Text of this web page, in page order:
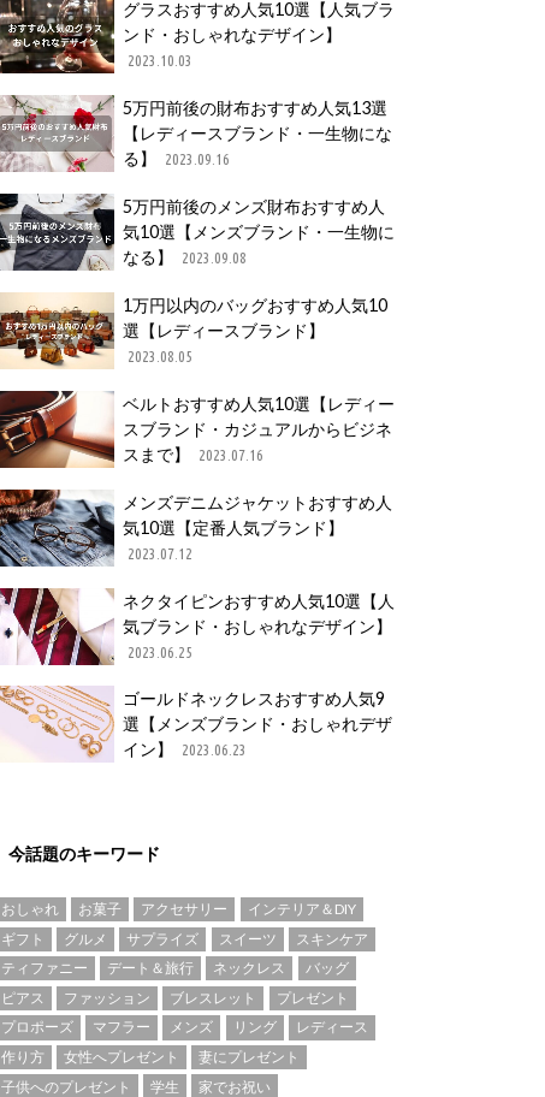
グラスおすすめ人気10選【人気ブラ
ンド・おしゃれなデザイン】
2023.10.03
5万円前後の財布おすすめ人気13選
【レディースブランド・一生物にな
る】
2023.09.16
5万円前後のメンズ財布おすすめ人
気10選【メンズブランド・一生物に
なる】
2023.09.08
1万円以内のバッグおすすめ人気10
選【レディースブランド】
2023.08.05
ベルトおすすめ人気10選【レディー
スブランド・カジュアルからビジネ
スまで】
2023.07.16
メンズデニムジャケットおすすめ人
気10選【定番人気ブランド】
2023.07.12
ネクタイピンおすすめ人気10選【人
気ブランド・おしゃれなデザイン】
2023.06.25
ゴールドネックレスおすすめ人気9
選【メンズブランド・おしゃれデザ
イン】
2023.06.23
今話題のキーワード
おしゃれ お菓子 アクセサリー
インテリア＆DIY
ギフト
グルメ サプライズ スイーツ
スキンケア
ティファニー
デート＆旅行 ネックレス
バッグ
ピアス
ファッション ブレスレット
プレゼント
プロポーズ
マフラー メンズ リング
レディース
作り方
女性へプレゼント
妻にプレゼント
子供へのプレゼント
学生
家でお祝い